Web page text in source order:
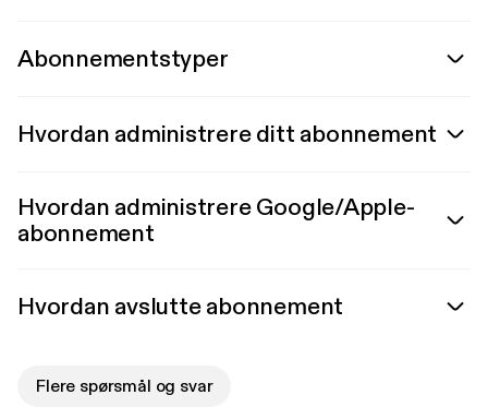
Abonnementstyper
Hvordan administrere ditt abonnement
Hvordan administrere Google/Apple-
abonnement
Hvordan avslutte abonnement
Flere spørsmål og svar